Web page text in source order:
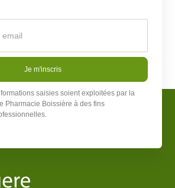
Je m'inscris
saisies soient exploitées par la
Pharmacie Boissière à des fins